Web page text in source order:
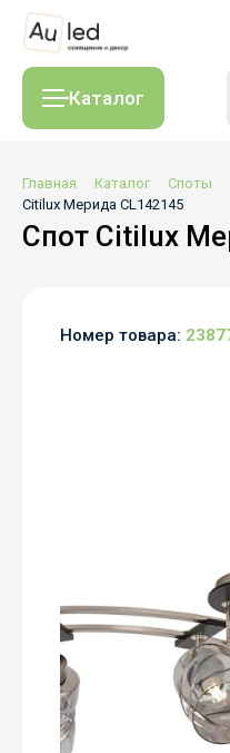
Каталог
Главная Каталог Споты
Citilux Мерида CL142145
Спот Citilux
Номер товара: